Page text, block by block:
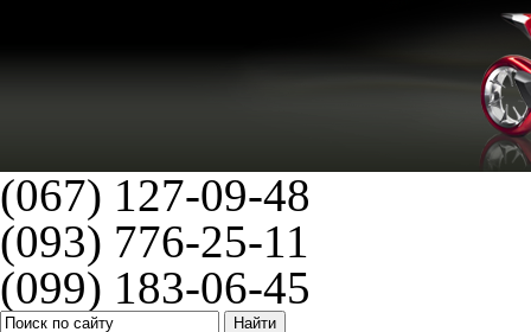
(067) 127-09-48
(093) 776-25-11
(099) 183-06-45